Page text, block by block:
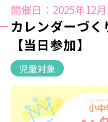
開催日：2025年12
カレンダーづく
【当日参加】
児童対象